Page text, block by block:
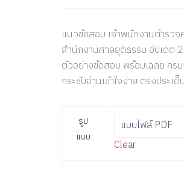
แนวข้อสอบ เจ้าพนักงานตำรว
สำนักงานศาลยุติธรรม อัปเดต
ตัวอย่างข้อสอบ พร้อมเฉลย ครบ
กระชับอ่านเข้าใจง่าย ตรงประเด็
รูป
แบบ
Clear